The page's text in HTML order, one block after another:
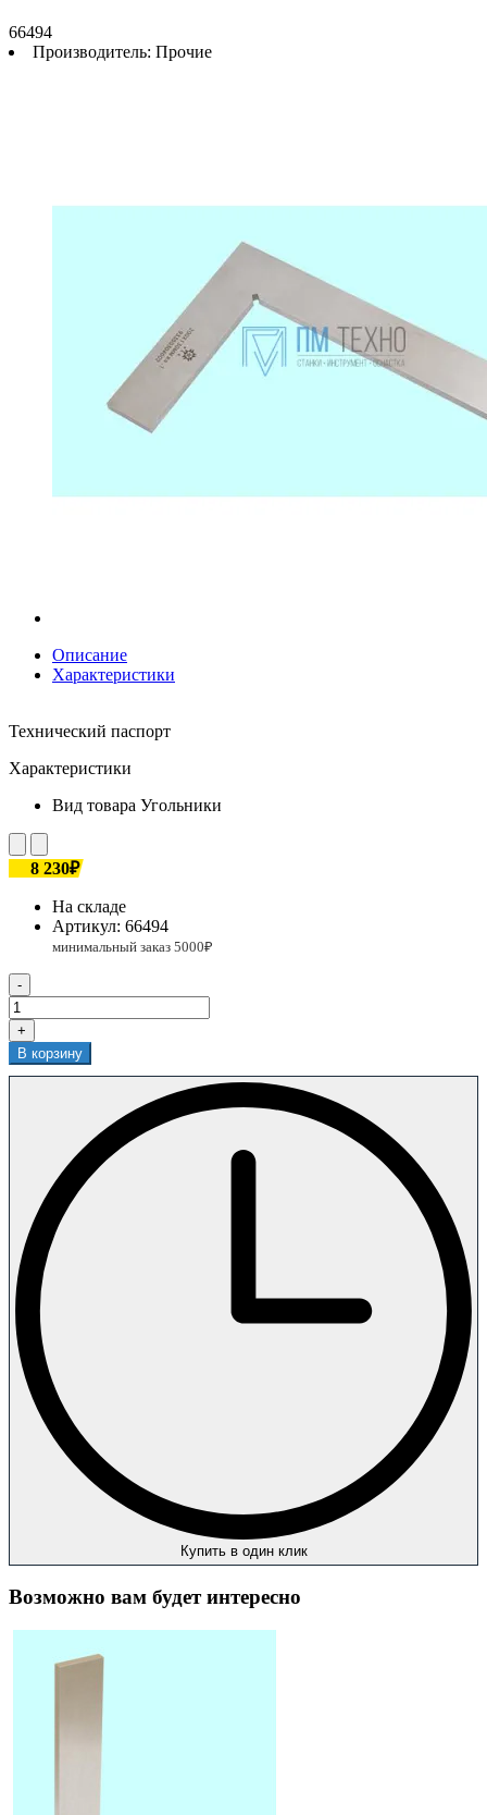
66494
Производитель: Прочие
Описание
Характеристики
Технический паспорт
Характеристики
Вид товара Угольники
8 230₽
На складе
Артикул: 66494
-
+
В корзину
Купить в один клик
Возможно вам будет интересно